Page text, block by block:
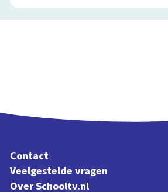
Contact
Veelgestelde vragen
Over Schooltv.nl